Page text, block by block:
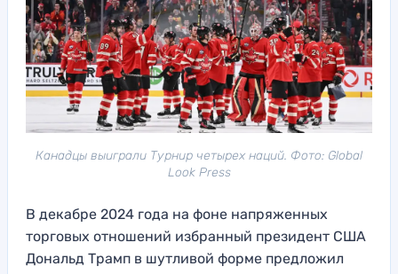
Канадцы выиграли Турнир четырех наций. Фото: Global
Look Press
В декабре 2024 года на фоне напряженных
торговых отношений избранный президент США
Дональд Трамп в шутливой форме предложил